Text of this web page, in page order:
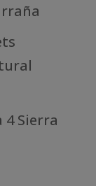
4 Sierra